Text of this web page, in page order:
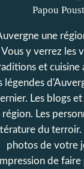
une
Vous y verrez les
et cuisine
légendes
Les blogs
région. Les
du
photos de votre
de